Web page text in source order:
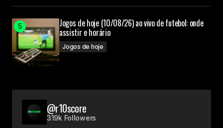
Jogos de hoje (10/08/26) ao vivo de futebol: onde
assistir e horário
Jogos de hoje
@r10score
319k Followers